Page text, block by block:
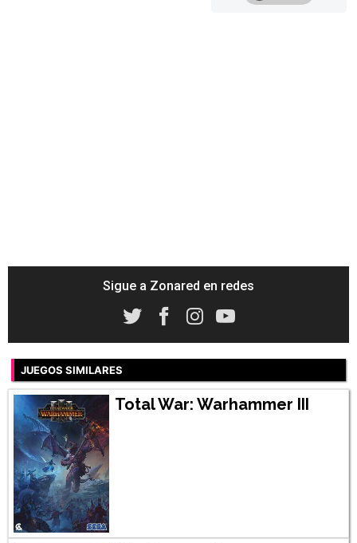
Sigue a Zonared en redes
JUEGOS SIMILARES
Total War: Warhammer III